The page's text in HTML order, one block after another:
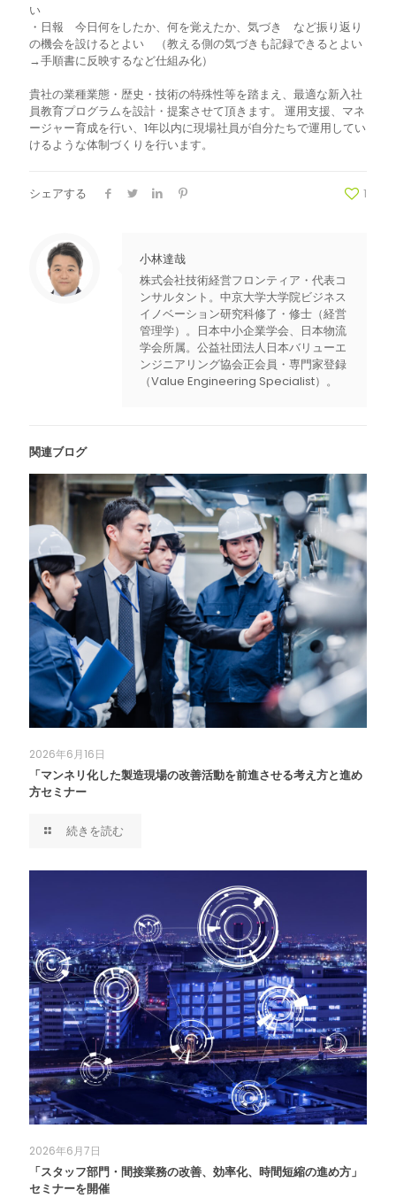
い
・日報 今日何をしたか、何を覚えたか、気づき など振り返り
の機会を設けるとよい （教える側の気づきも記録できるとよい
→手順書に反映するなど仕組み化）
貴社の業種業態・歴史・技術の特殊性等を踏まえ、最適な新入社
員教育プログラムを設計・提案させて頂きます。 運用支援、マネ
ージャー育成を行い、1年以内に現場社員が自分たちで運用してい
けるような体制づくりを行います。
シェアする 1
小林達哉
株式会社技術経営フロンティア・代表コ
ンサルタント。中京大学大学院ビジネス
イノベーション研究科修了・修士（経営
管理学）。日本中小企業学会、日本物流
学会所属。公益社団法人日本バリューエ
ンジニアリング協会正会員・専門家登録
（Value Engineering Specialist）。
関連ブログ
2026年6月16日
「マンネリ化した製造現場の改善活動を前進させる考え方と進め
方セミナー
続きを読む
2026年6月7日
「スタッフ部門・間接業務の改善、効率化、時間短縮の進め方」
セミナーを開催